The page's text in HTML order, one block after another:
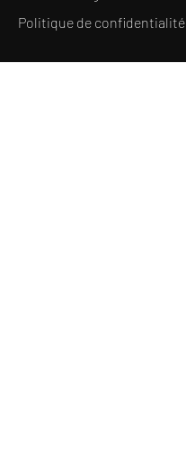
Politique de confidentialité